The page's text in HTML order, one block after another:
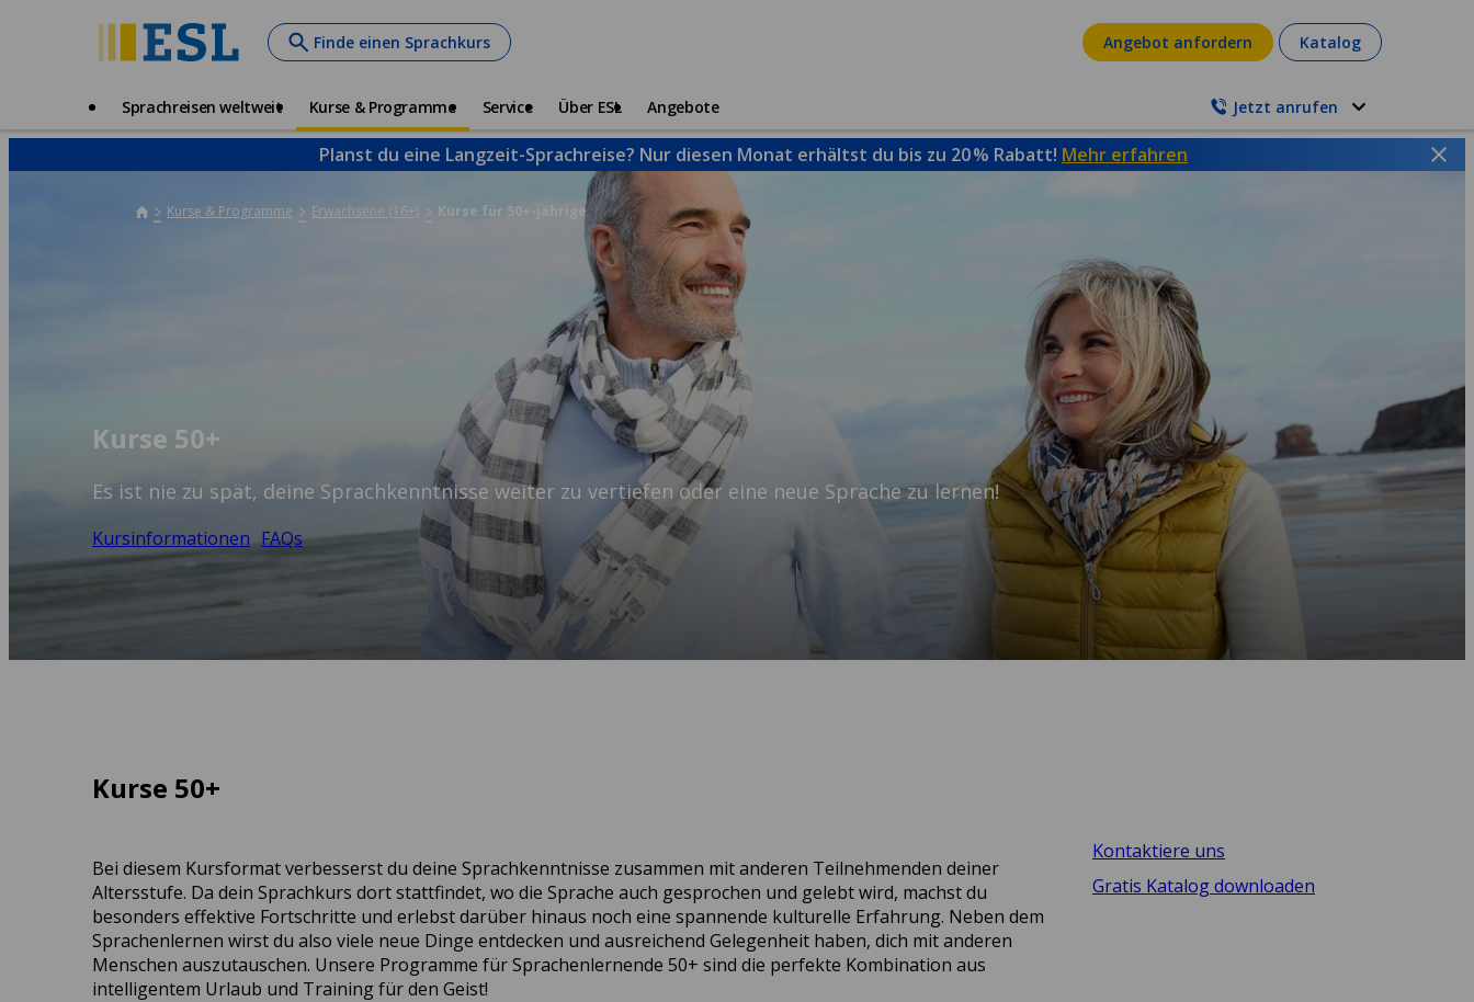
Finde einen Sprachkurs Angebot anfordern Katalog
Sprachreisen weltweit Kurse & Programme Service Über ESL Angebote Jetzt anrufen
Planst du eine Langzeit-Sprachreise? Nur diesen Monat erhältst du bis zu 20 % Rabatt! Mehr erfahren
Kurse & Programme Erwachsene (16+) Kurse für 50+-jährige
Kurse 50+
Es ist nie zu spät, deine Sprachkenntnisse weiter zu vertiefen oder eine neue Sprache zu lernen!
Kursinformationen FAQs
Kurse 50+
Bei diesem Kursformat verbesserst du deine Sprachkenntnisse zusammen mit anderen Teilnehmenden deiner
Altersstufe. Da dein Sprachkurs dort stattfindet, wo die Sprache auch gesprochen und gelebt wird, machst du
besonders effektive Fortschritte und erlebst darüber hinaus noch eine spannende kulturelle Erfahrung. Neben dem
Sprachenlernen wirst du also viele neue Dinge entdecken und ausreichend Gelegenheit haben, dich mit anderen
Menschen auszutauschen. Unsere Programme für Sprachenlernende 50+ sind die perfekte Kombination aus
intelligentem Urlaub und Training für den Geist!
Kontaktiere uns
Gratis Katalog downloaden